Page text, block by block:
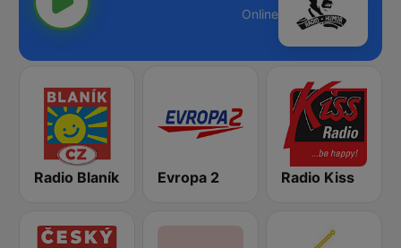
Online
Radio Kiss
Evropa 2
Radio Blaník